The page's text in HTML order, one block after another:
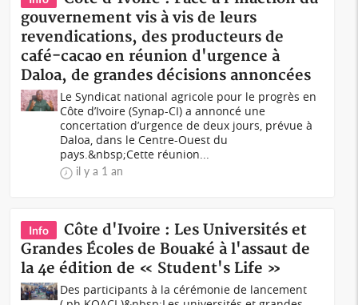
gouvernement vis à vis de leurs
revendications, des producteurs de
café-cacao en réunion d'urgence à
Daloa, de grandes décisions annoncées
Le Syndicat national agricole pour le progrès en
Côte d’Ivoire (Synap-CI) a annoncé une
concertation d’urgence de deux jours, prévue à
Daloa, dans le Centre-Ouest du
pays.&nbsp;Cette réunion...
il y a 1 an
Info
Côte d'Ivoire : Les Universités et
Grandes Écoles de Bouaké à l'assaut de
la 4e édition de « Student's Life »
Des participants à la cérémonie de lancement